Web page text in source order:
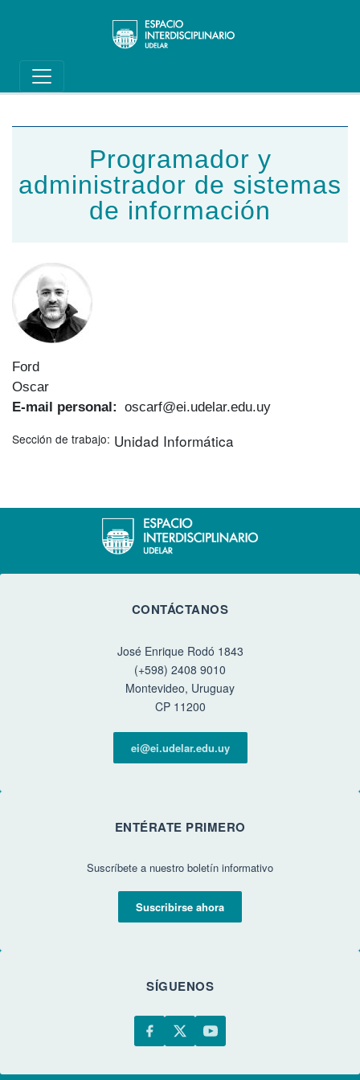
Main navigation
Programador y
administrador de sistemas
de información
Ford
Oscar
E-mail personal
oscarf@ei.udelar.edu.uy
Sección de trabajo Unidad Informática
CONTÁCTANOS
José Enrique Rodó 1843
(+598) 2408 9010
Montevideo, Uruguay
CP 11200
ei@ei.udelar.edu.uy
ENTÉRATE PRIMERO
Suscríbete a nuestro boletín informativo
Suscribirse ahora
SÍGUENOS